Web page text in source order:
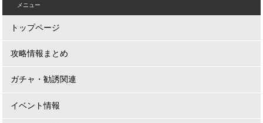
メニュー
トップページ
攻略情報まとめ
ガチャ・勧誘関連
イベント情報